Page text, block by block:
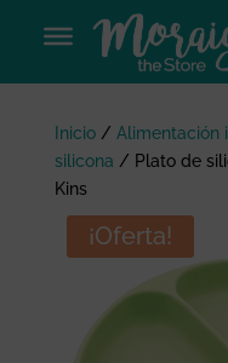
Inicio/ Alimentación
silicona / Plato de
Kins
¡Oferta!